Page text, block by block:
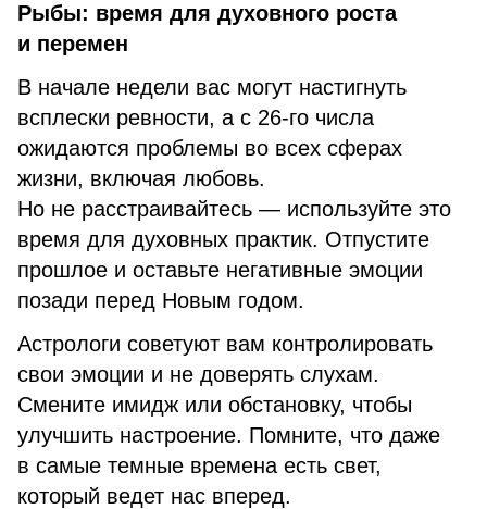
Рыбы: время для духовного роста
и перемен
В начале недели вас могут настигнуть
всплески ревности, а с 26-го числа
ожидаются проблемы во всех сферах
жизни, включая любовь.
Но не расстраивайтесь — используйте это
время для духовных практик. Отпустите
прошлое и оставьте негативные эмоции
позади перед Новым годом.
Астрологи советуют вам контролировать
свои эмоции и не доверять слухам.
Смените имидж или обстановку, чтобы
улучшить настроение. Помните, что даже
в самые темные времена есть свет,
который ведет нас вперед.